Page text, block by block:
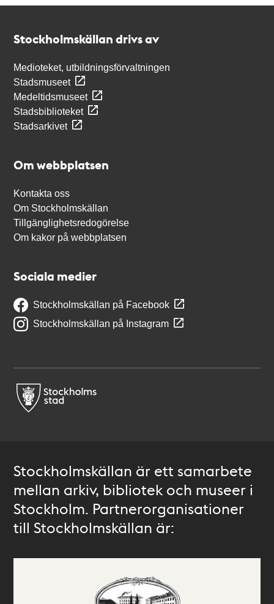
Stockholmskällan drivs av
Medioteket, utbildningsförvaltningen
Stadsmuseet
Medeltidsmuseet
Stadsbiblioteket
Stadsarkivet
Om webbplatsen
Kontakta oss
Om Stockholmskällan
Tillgänglighetsredogörelse
Om kakor på webbplatsen
Sociala medier
Stockholmskällan på Facebook
Stockholmskällan på Instagram
Stockholmskällan är ett samarbete
mellan arkiv, bibliotek och museer i
Stockholm. Partnerorganisationer
till Stockholmskällan är: